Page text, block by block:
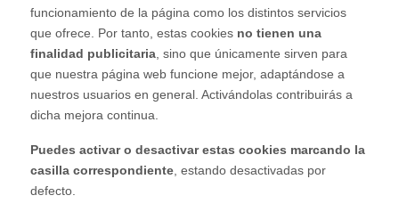
funcionamiento de la página como los distintos servicios
que ofrece. Por tanto, estas cookies no tienen una
finalidad publicitaria , sino que únicamente sirven para
que nuestra página web funcione mejor, adaptándose a
nuestros usuarios en general. Activándolas contribuirás a
dicha mejora continua.
Puedes activar o desactivar estas cookies marcando la
casilla correspondiente , estando desactivadas por
defecto.